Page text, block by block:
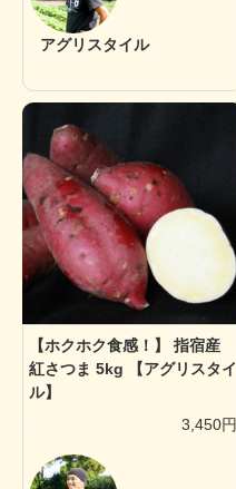
アグリスタイル
【ホクホク食感！】 指宿産
紅さつま 5kg 【アグリスタイ
ル】
3,450円